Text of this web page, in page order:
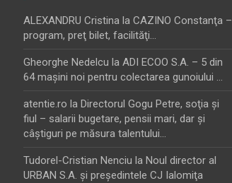
ALEXANDRU Cristina la CAZINO Constanţa –
program, preţ bilet, facilităţi…
Gheorghe Nedelcu la ADI ECOO S.A. – 5 din
64 maşini noi pentru colectarea gunoiului …
atentie.ro la Directorul Gogu Petre, soţia şi
fiul – salarii bugetare, pensii mari, dar şi
câştiguri pe măsura talentului…
Tudorel-Cristian Nenciu la Noul director al
URBAN S.A. şi preşedintele CJ Ialomiţa